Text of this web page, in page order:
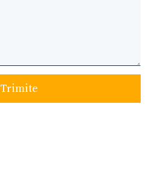
Trimite